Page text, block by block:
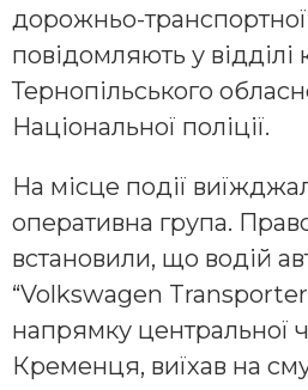
дорожньо-
повідомляють у відділі
Тернопільського
Національної поліції.
На місце події
оперативна група.
встановили, що водій
“Volkswagen
напрямку центральної
Кременця, виїхав на